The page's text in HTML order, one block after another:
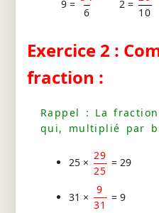
9 =
6
2 =
10
Exercice 2 :
fraction :
Rappel : La
qui, multiplié par b
25 ×
29
25
= 29
31 ×
9
31
= 9